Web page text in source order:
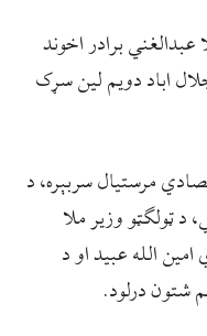
برادر اخوند
د کابل – جلال اباد دویم لین سړک
مرستیال سربېره، د
د ټولګټو وزیر ملا
الله عبيد او د
شتون درلود.